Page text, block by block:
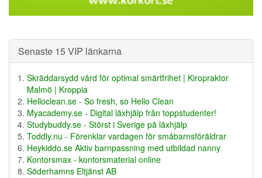
Senaste 15 VIP länkarna
Skräddarsydd vård för optimal smärtfrihet | Kiropraktor
Malmö | Kroppia
Helloclean.se - So fresh, so Hello Clean
Myacademy.se - Digital läxhjälp från toppstudenter!
Studybuddy.se - Störst i Sverige på läxhjälp
Toddly.nu - Förenklar vardagen för småbarnsföräldrar
Heykiddo.se Aktiv barnpassning med utbildad nanny
Kontorsmax - kontorsmaterial online
Söderhamns Eltjänst AB